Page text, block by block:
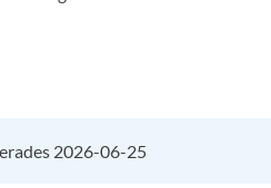
2026-06-25